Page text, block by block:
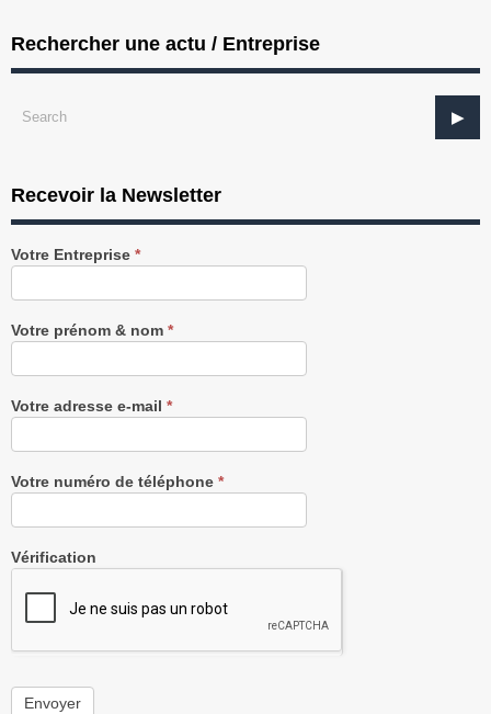
Rechercher une actu / Entreprise
Recevoir la Newsletter
Recevez
notre
gratuitement
Votre Entreprise *
Votre prénom & nom *
Votre adresse e-mail *
Votre numéro de téléphone *
Vérification
Envoyer